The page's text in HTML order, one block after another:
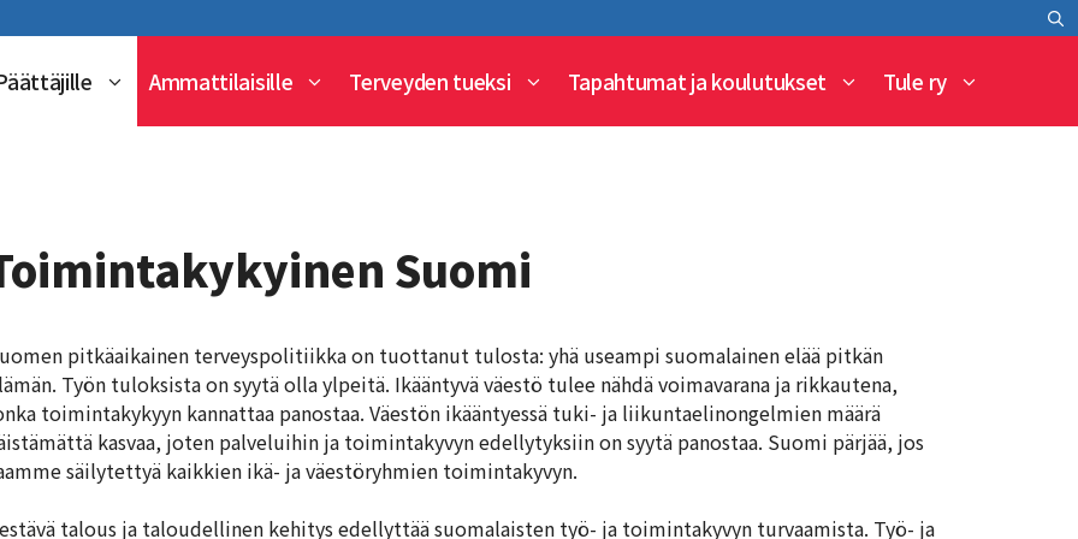
Ammattilaisille Terveyden tueksi Tapahtumat ja koulutukset Tule ry
Suomi
pitkäaikainen terveyspolitiikka on tuottanut tulosta: yhä useampi suomalainen elää pitkän
Työn tuloksista on syytä olla ylpeitä. Ikääntyvä väestö tulee nähdä voimavarana ja rikkautena,
toimintakykyyn kannattaa panostaa. Väestön ikääntyessä tuki- ja liikuntaelinongelmien määrä
kasvaa, joten palveluihin ja toimintakyvyn edellytyksiin on syytä panostaa. Suomi pärjää, jos
säilytettyä kaikkien ikä- ja väestöryhmien toimintakyvyn.
talous ja taloudellinen kehitys edellyttää suomalaisten työ- ja toimintakyvyn turvaamista. Työ- ja